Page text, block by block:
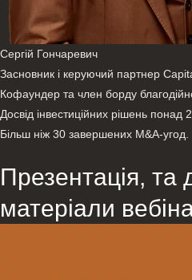
Сергій Гончаревич
Засновник і керуючий партнер
Кофаундер та член борду
Досвід інвестиційних рішень понад
Більш ніж 30 завершених М&A-угод.
Презентація, та
матеріали